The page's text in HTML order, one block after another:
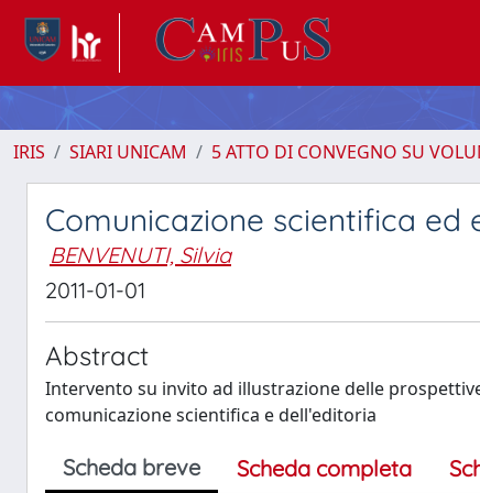
IRIS SIARI UNICAM 5 ATTO DI CONVEGNO SU
Comunicazione scientifica ed
BENVENUTI, Silvia
2011-01-01
Abstract
Intervento su invito ad illustrazione delle
comunicazione scientifica e dell'editoria
Scheda breve Scheda completa